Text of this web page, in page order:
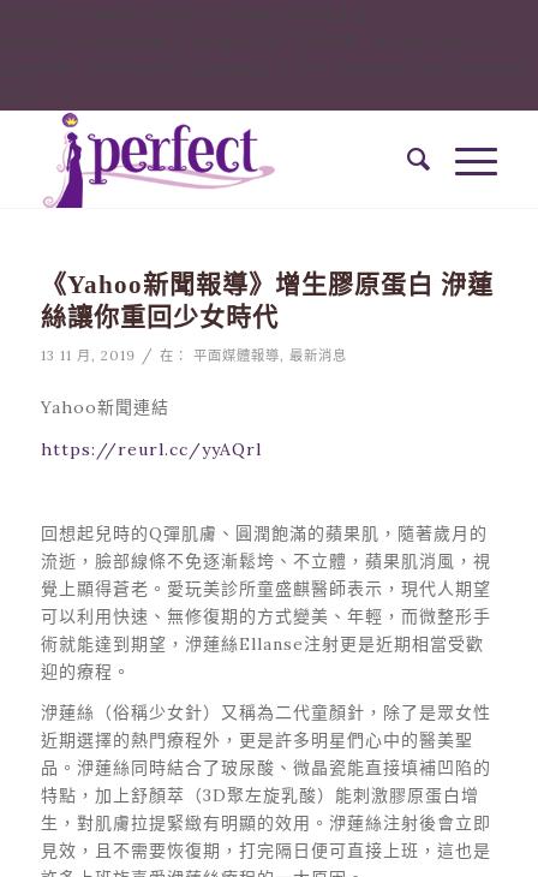
《Yahoo新聞報導》增生膠原蛋白 洢蓮
絲讓你重回少女時代
13 11 月, 2019 / 在： 平面媒體報導, 最新消息
Yahoo新聞連結
https://reurl.cc/yyAQrl
回想起兒時的Q彈肌膚、圓潤飽滿的蘋果肌，隨著歲月的
流逝，臉部線條不免逐漸鬆垮、不立體，蘋果肌消風，視
覺上顯得蒼老。愛玩美診所童盛麒醫師表示，現代人期望
可以利用快速、無修復期的方式變美、年輕，而微整形手
術就能達到期望，洢蓮絲Ellanse注射更是近期相當受歡
迎的療程。
洢蓮絲（俗稱少女針）又稱為二代童顏針，除了是眾女性
近期選擇的熱門療程外，更是許多明星們心中的醫美聖
品。洢蓮絲同時結合了玻尿酸、微晶瓷能直接填補凹陷的
特點，加上舒顏萃（3D聚左旋乳酸）能刺激膠原蛋白增
生，對肌膚拉提緊緻有明顯的效用。洢蓮絲注射後會立即
見效，且不需要恢復期，打完隔日便可直接上班，這也是